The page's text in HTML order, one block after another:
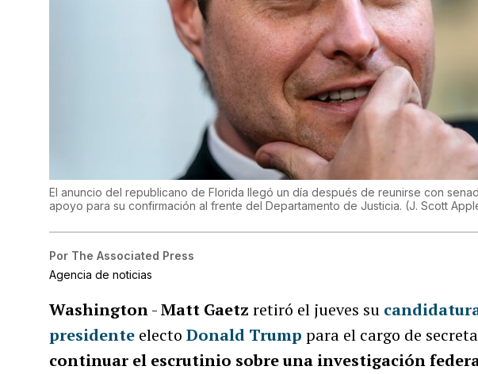
El anuncio del republicano de Florida llegó un día después de reunirse con
apoyo para su confirmación al frente del Departamento de Justicia. (J. Scott
Por The Associated Press
Agencia de noticias
Washington-Matt Gaetz retiró el jueves su
presidente electoDonald Trump para el cargo de
continuar el escrutinio sobre una investigación